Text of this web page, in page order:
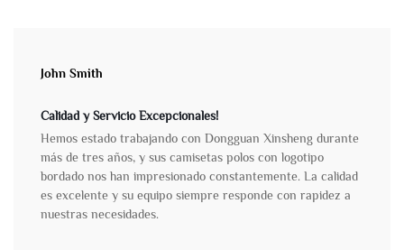
John Smith
Calidad y Servicio Excepcionales!
Hemos estado trabajando con Dongguan Xinsheng durante
más de tres años, y sus camisetas polos con logotipo
bordado nos han impresionado constantemente. La calidad
es excelente y su equipo siempre responde con rapidez a
nuestras necesidades.